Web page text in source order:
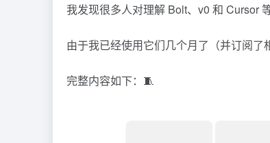
我发现很多人对理解 Bolt、v0 和 Cursor
由于我已经使用它们几个月了（并订阅了
完整内容如下：🧵